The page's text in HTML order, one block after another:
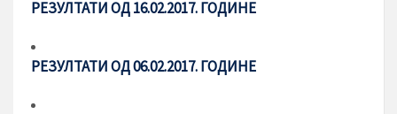
РЕЗУЛТАТИ ОД 16.02.2017. ГОДИНЕ
РЕЗУЛТАТИ ОД 06.02.2017. ГОДИНЕ